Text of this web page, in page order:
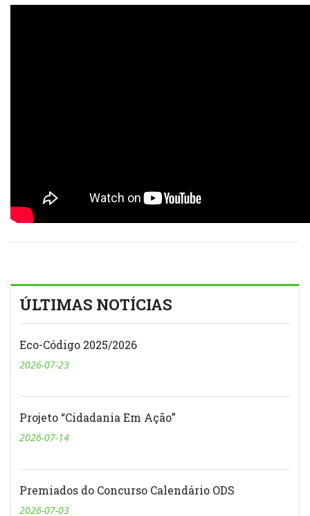
ÚLTIMAS NOTÍCIAS
Eco-Código 2025/2026
2026-07-23
Projeto “Cidadania Em Ação”
2026-07-14
Premiados do Concurso Calendário ODS
2026-07-03